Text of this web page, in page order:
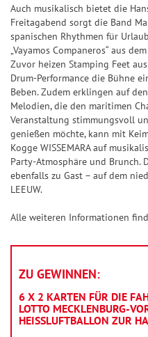
Auch musikalisch bietet die
Freitagabend sorgt die Band
spanischen Rhythmen für
„Vayamos Companeros“ aus
Zuvor heizen Stamping Feet
Drum-Performance die Bühne
Beben. Zudem erklingen auf
Melodien, die den maritimen
Veranstaltung stimmungsvoll
genießen möchte, kann mit
Kogge WISSEMARA auf
Party-Atmosphäre und Brunch.
ebenfalls zu Gast − auf dem
LEEUW.
Alle weiteren Informationen
ZU GEWINNEN:
6 X 2 KARTEN FÜR DIE
LOTTO MECKLENBURG-
HEISSLUFTBALLON ZUR